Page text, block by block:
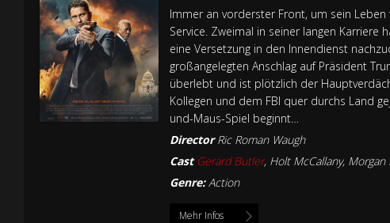
Immer an vorderster Front, um sein
Service. Zweimal in seiner langen
eine Versetzung in den Innendienst
großangelegten Anschlag auf Präsident
überlebt und ist plötzlich der
Kollegen und dem FBI quer durchs Land
und-Maus-Spiel beginnt…
Director Ric Roman Waugh
Cast Gerard Butler, Holt McCallany, Morgan
Genre:Action
Mehr Infos